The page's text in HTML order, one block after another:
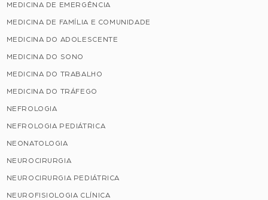
MEDICINA DE EMERGÊNCIA
MEDICINA DE FAMÍLIA E COMUNIDADE
MEDICINA DO ADOLESCENTE
MEDICINA DO SONO
MEDICINA DO TRABALHO
MEDICINA DO TRÁFEGO
NEFROLOGIA
NEFROLOGIA PEDIÁTRICA
NEONATOLOGIA
NEUROCIRURGIA
NEUROCIRURGIA PEDIÁTRICA
NEUROFISIOLOGIA CLÍNICA